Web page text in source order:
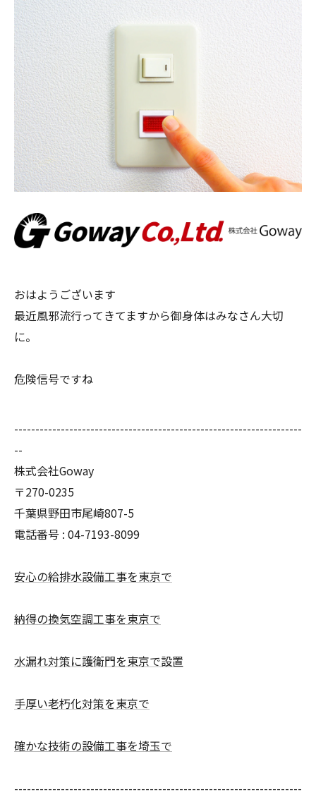
おはようございます
最近風邪流行ってきてますから御身体はみなさん大切
に。
危険信号ですね
--------------------------------------------------------------------
--
株式会社Goway
〒270-0235
千葉県野田市尾崎807-5
電話番号 : 04-7193-8099
安心の給排水設備工事を東京で
納得の換気空調工事を東京で
水漏れ対策に護衛門を東京で設置
手厚い老朽化対策を東京で
確かな技術の設備工事を埼玉で
--------------------------------------------------------------------